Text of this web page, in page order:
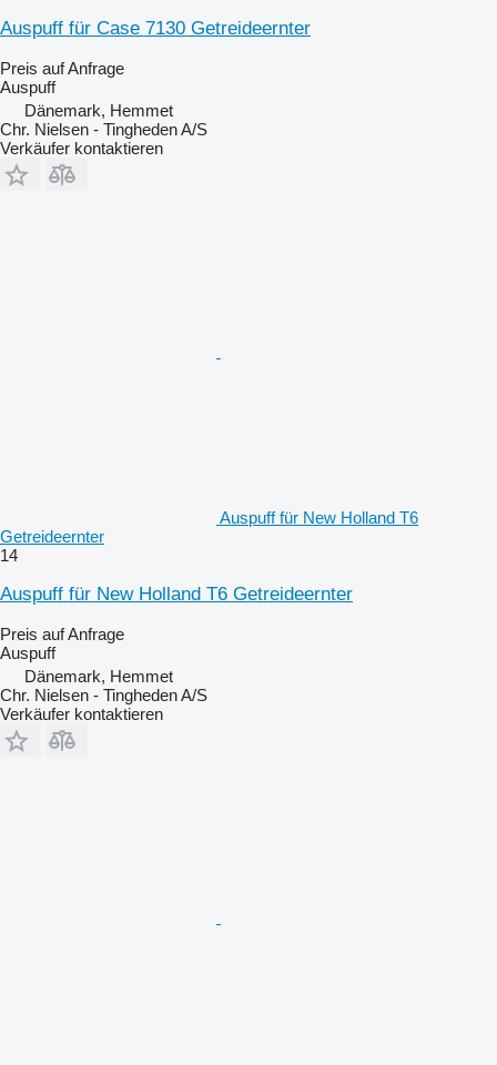
Auspuff für Case 7130 Getreideernter
Preis auf Anfrage
Auspuff
Dänemark, Hemmet
Chr. Nielsen - Tingheden A/S
Verkäufer kontaktieren
Auspuff für New Holland T6
Getreideernter
14
Auspuff für New Holland T6 Getreideernter
Preis auf Anfrage
Auspuff
Dänemark, Hemmet
Chr. Nielsen - Tingheden A/S
Verkäufer kontaktieren